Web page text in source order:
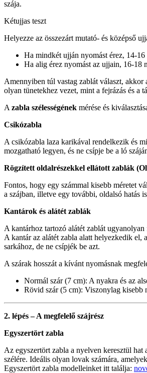
szája.
Kétujjas teszt
Helyezze az összezárt mutató- és középső
Ha mindkét ujján nyomást érez, 14-16
Ha alig érez nyomást az ujjain, 16-18
Amennyiben túl vastag zablát választ, akkor
olyan tünetekhez vezet, mint a fejrázás és a
A zabla szélességének mérése és
Csikózabla
A csikózabla laza karikával rendelkezik és
mozgatható legyen, és ne csípje be a ló
Rögzített oldalrészekkel ellátott zablák
Fontos, hogy egy számmal kisebb méretet
a szájban, illetve egy további, oldalsó hatás
Kantárok és alátét zablák
A kantárhoz tartozó alátét zablát
A kantár az alátét zabla alatt helyezkedik el,
sarkához, de ne csípjék be azt.
A szárak hosszát a kívánt nyomásnak
Normál szár (7 cm): A nyakra és az
Rövid szár (5 cm): Viszonylag kisebb
2. lépés – A megfelelő szájrész
Egyszertört zabla
Az egyszertört zabla a nyelven keresztül
szélére. Ideális olyan lovak számára,
Egyszertört zabla modelleinket itt találja: